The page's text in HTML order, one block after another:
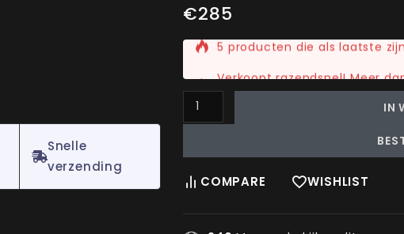
Snelle
verzending
€2855 producten die als laatste
Verkoopt razendsnel! Meer
IN
COMPARE WISHLIST